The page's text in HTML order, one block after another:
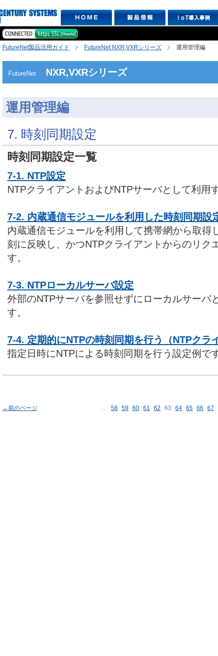
FutureNet製品活用ガイド FutureNet NXR,VXRシリーズ 運用管理編
FutureNet NXR,VXRシリーズ
運用管理編
7. 時刻同期設定
時刻同期設定一覧
7-1. NTP設定
NTPクライアントおよびNTPサーバとして利用
7-2. 内蔵通信モジュールを利用した時刻同期設
内蔵通信モジュールを利用して携帯網から取得
刻に反映し、かつNTPクライアントからのリク
す。
7-3. NTPローカルサーバ設定
外部のNTPサーバを参照せずにローカルサーバ
す。
7-4. 定期的にNTPの時刻同期を行う（NTPクラ
指定日時にNTPによる時刻同期を行う設定例で
←前のページ … 58 59 60 61 62 63 64 65 66 67